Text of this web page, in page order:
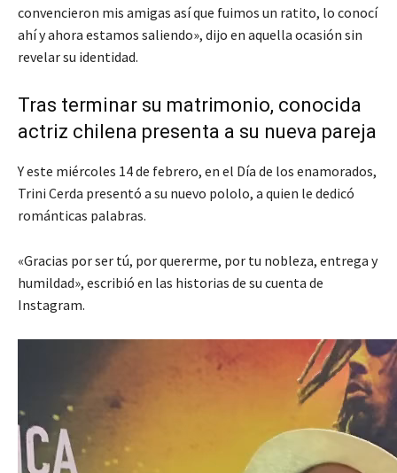
convencieron mis amigas así que fuimos un ratito, lo conocí
ahí y ahora estamos saliendo», dijo en aquella ocasión sin
revelar su identidad.
Tras terminar su matrimonio, conocida
actriz chilena presenta a su nueva pareja
Y este miércoles 14 de febrero, en el Día de los enamorados,
Trini Cerda presentó a su nuevo pololo, a quien le dedicó
románticas palabras.
«Gracias por ser tú, por quererme, por tu nobleza, entrega y
humildad», escribió en las historias de su cuenta de
Instagram.